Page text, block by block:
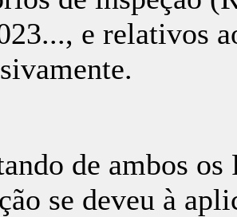
e relativos
de ambos
se deveu à